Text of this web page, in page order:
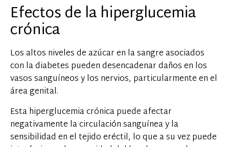
Efectos de la hiperglucemia
crónica
Los altos niveles de azúcar en la sangre asociados
con la diabetes pueden desencadenar daños en los
vasos sanguíneos y los nervios, particularmente en el
área genital.
Esta hiperglucemia crónica puede afectar
negativamente la circulación sanguínea y la
sensibilidad en el tejido eréctil, lo que a su vez puede